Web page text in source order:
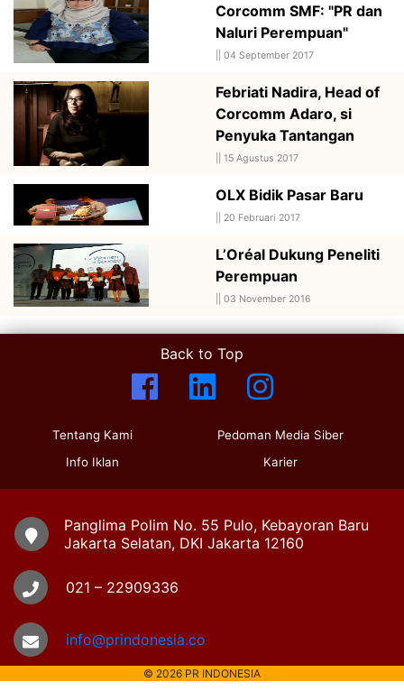
Corcomm SMF: "PR dan
Naluri Perempuan"
04 September 2017
Febriati Nadira, Head of
Corcomm Adaro, si
Penyuka Tantangan
15 Agustus 2017
OLX Bidik Pasar Baru
20 Februari 2017
L’Oréal Dukung Peneliti
Perempuan
03 November 2016
Back to Top
Tentang Kami
Info Iklan
Pedoman Media Siber
Karier
Panglima Polim No. 55 Pulo, Kebayoran Baru
Jakarta Selatan, DKI Jakarta 12160
021 – 22909336
info@prindonesia.co
© 2026 PR INDONESIA